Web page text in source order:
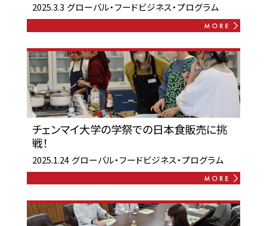
2025.3.3 グローバル・フードビジネス・プログラム
チェンマイ大学の学祭での日本食販売に挑
戦！
2025.1.24 グローバル・フードビジネス・プログラム